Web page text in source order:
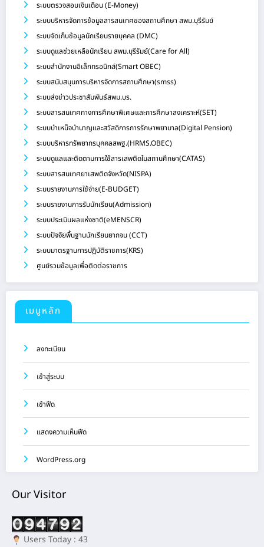
ระบบตรวจสอบเงินเดือน (E-Money)
ระบบบริหารจัดการข้อมูลสารสนเทศของสถานศึกษา สพม.บุรีรัมย์
ระบบจัดเก็บข้อมูลนักเรียนรายบุคคล (DMC)
ระบบดูแลช่วยเหลือนักเรียน สพม.บุรีรัมย์(Care for All)
ระบบสำนักงานอิเล็กทรอนิกส์(Smart OBEC)
ระบบสนับสนุนการบริหารจัดการสถานศึกษา(smss)
ระบบส่งข่าวประชาสัมพันธ์สพม.บร.
ระบบสารสนเทศทางการศึกษาพิเศษและการศึกษาสงเคราะห์(SET)
ระบบบำเหน็จบำนาญและสวัสดิการการรักษาพยาบาล(Digital Pension)
ระบบบริหารทรัพยากรบุคคลสพฐ.(HRMS.OBEC)
ระบบดูแลและติดตามการใช้สารเสพติดในสถานศึกษา(CATAS)
ระบบสารสนเทศยาเสพติดจังหวัด(NISPA)
ระบบรายงานการใช้จ่าย(E-BUDGET)
ระบบรายงานการรับนักเรียน(Admission)
ระบบประเมินผลแห่งชาติ(eMENSCR)
ระบบปัจจัยพื้นฐานนักเรียนยากจน (CCT)
ระบบมาตรฐานการปฏิบัติราชการ(KRS)
ศูนย์รวมข้อมูลเพื่อติดต่อราชการ
เมนูหลัก
ลงทะเบียน
เข้าสู่ระบบ
เข้าฟีด
แสดงความเห็นฟีด
WordPress.org
Our Visitor
Users Today : 43